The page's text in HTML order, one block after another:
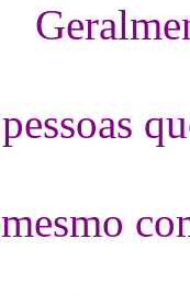
pessoas
mesmo